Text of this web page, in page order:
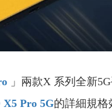
」兩款X 系列全新
X5 Pro 5G的詳細規格